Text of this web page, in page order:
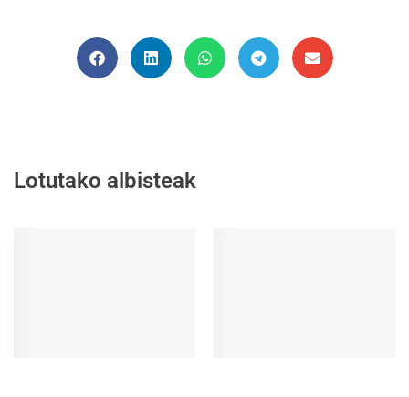
Lotutako albisteak